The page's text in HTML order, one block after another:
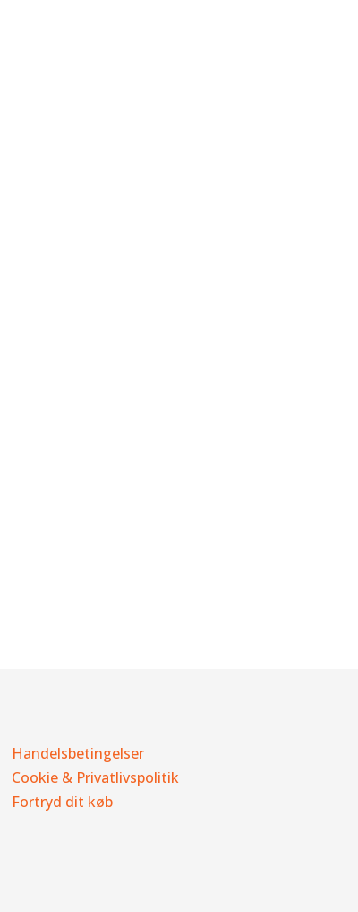
Handelsbetingelser
Cookie & Privatlivspolitik
Fortryd dit køb